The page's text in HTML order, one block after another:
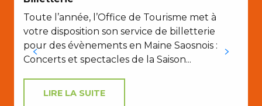
Toute l’année, l’Office de Tourisme met à
votre disposition son service de billetterie
pour des évènements en Maine Saosnois :
Concerts et spectacles de la Saison...
LIRE LA SUITE